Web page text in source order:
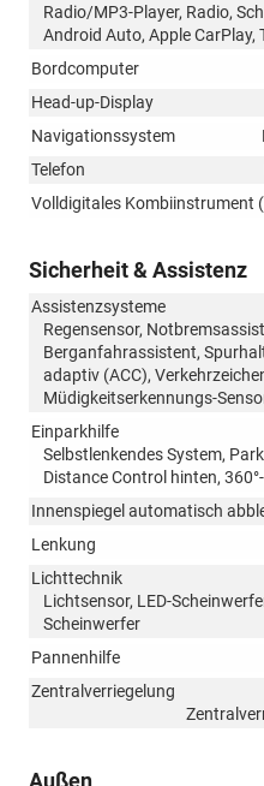
Radio/MP3-Player, Radio,
Android Auto, Apple CarPlay,
Bordcomputer
Head-up-Display
Navigationssystem
Telefon
Volldigitales Kombiinstrument
Sicherheit & Assistenz
Assistenzsysteme
Regensensor,
Berganfahrassistent,
adaptiv (ACC),
Müdigkeitserkennungs-
Einparkhilfe
Selbstlenkendes System,
Distance Control hinten,
Innenspiegel automatisch
Lenkung
Lichttechnik
Lichtsensor, LED-
Scheinwerfer
Pannenhilfe
Zentralverriegelung
Außen